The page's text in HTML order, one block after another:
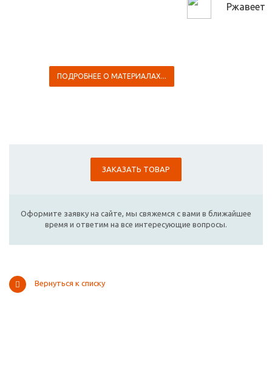
Ржавеет
ПОДРОБНЕЕ О МАТЕРИАЛАХ...
ЗАКАЗАТЬ ТОВАР
Оформите заявку на сайте, мы свяжемся с вами в ближайшее
время и ответим на все интересующие вопросы.
Вернуться к списку